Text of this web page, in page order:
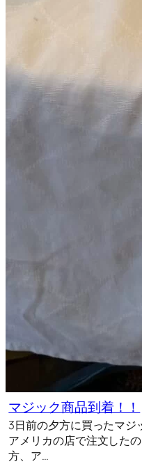
マジック商品到着！！
3日前の夕方に買ったマジ
アメリカの店で注文した
方、ア…